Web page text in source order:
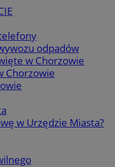
odpadów
w Chorzowie
Chorzowie
w Urzędzie Miasta?